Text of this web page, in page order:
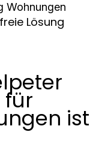
Wohnungen
Lösung
für
ist